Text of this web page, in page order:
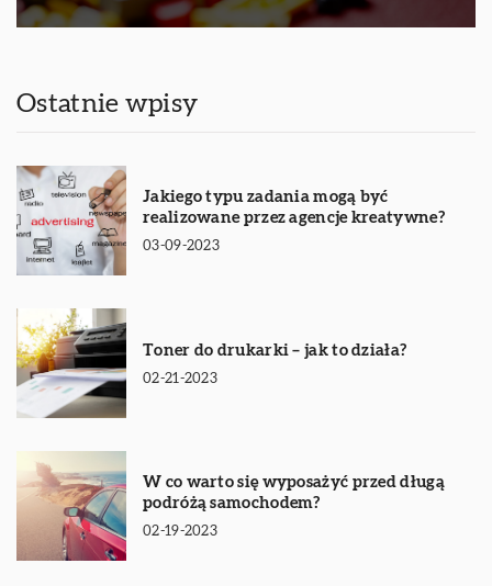
Ostatnie wpisy
Jakiego typu zadania mogą być
realizowane przez agencje kreatywne?
03-09-2023
Toner do drukarki – jak to działa?
02-21-2023
W co warto się wyposażyć przed długą
podróżą samochodem?
02-19-2023